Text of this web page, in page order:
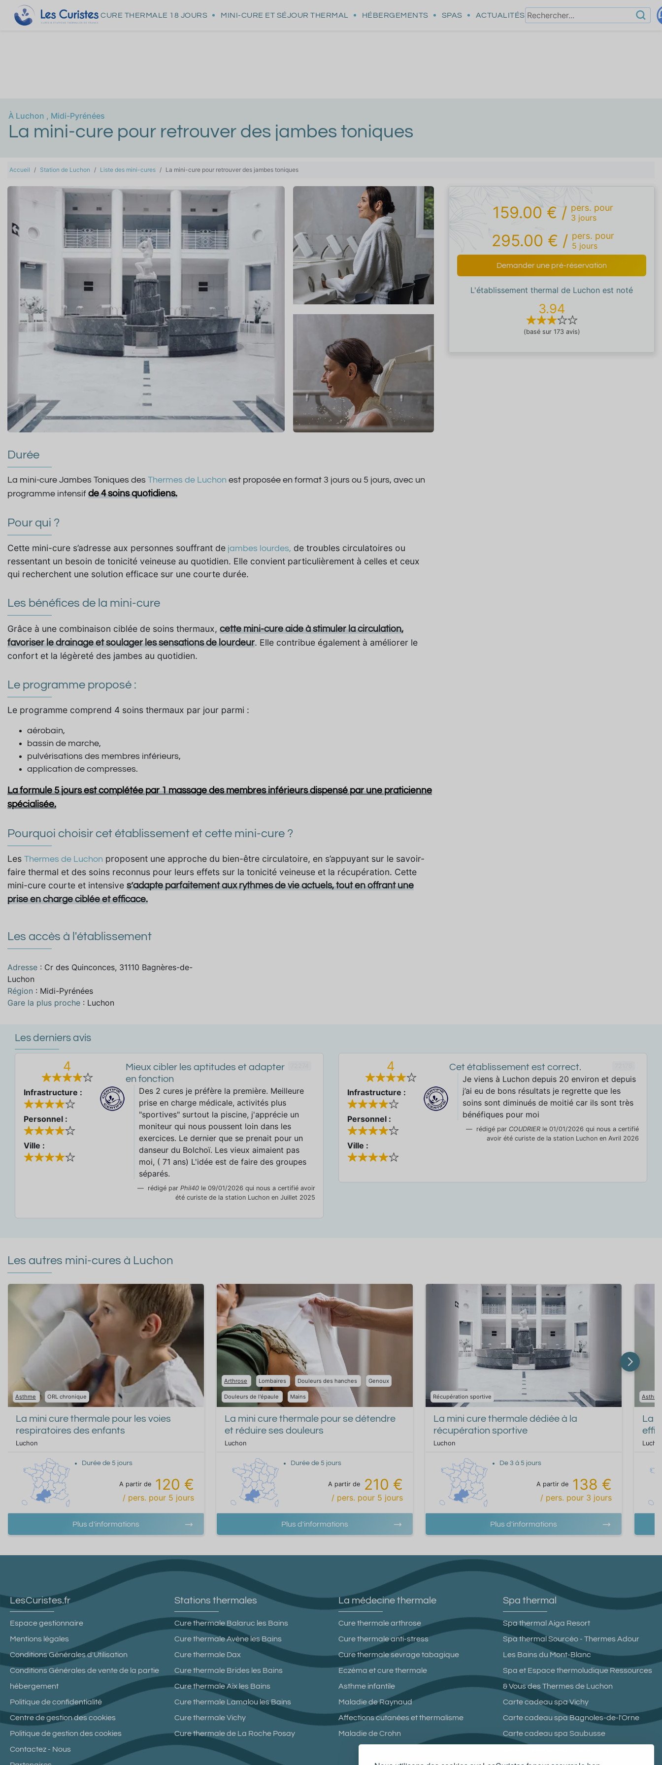
CURE THERMALE 18 JOURS MINI-CURE ET SÉJOUR THERMAL HÉBERGEMENTS SPAS ACTUALITÉS
À Luchon , Midi-Pyrénées
La mini-cure pour retrouver des jambes toniques
Accueil Station de Luchon Liste des mini-cures La mini-cure pour retrouver des jambes toniques
Durée
La mini-cure Jambes Toniques des Thermes de Luchon est proposée en format 3 jours ou 5 jours, avec un
programme intensif de 4 soins quotidiens.
Pour qui ?
Cette mini-cure s’adresse aux personnes souffrant de jambes lourdes, de troubles circulatoires ou
ressentant un besoin de tonicité veineuse au quotidien. Elle convient particulièrement à celles et ceux
qui recherchent une solution efficace sur une courte durée.
Les bénéfices de la mini-cure
Grâce à une combinaison ciblée de soins thermaux, cette mini-cure aide à stimuler la circulation,
favoriser le drainage et soulager les sensations de lourdeur. Elle contribue également à améliorer le
confort et la légèreté des jambes au quotidien.
Le programme proposé :
Le programme comprend 4 soins thermaux par jour parmi :
aérobain,
bassin de marche,
pulvérisations des membres inférieurs,
application de compresses.
La formule 5 jours est complétée par 1 massage des membres inférieurs dispensé par une praticienne
spécialisée.
Pourquoi choisir cet établissement et cette mini-cure ?
Les Thermes de Luchon proposent une approche du bien-être circulatoire, en s’appuyant sur le savoir-
faire thermal et des soins reconnus pour leurs effets sur la tonicité veineuse et la récupération. Cette
mini-cure courte et intensive s’adapte parfaitement aux rythmes de vie actuels, tout en offrant une
prise en charge ciblée et efficace.
Les accès à l'établissement
Adresse : Cr des Quinconces, 31110 Bagnères-de-
Luchon
Région : Midi-Pyrénées
Gare la plus proche : Luchon
159.00 € / pers. pour
3 jours
295.00 € / pers. pour
5 jours
Demander une pré-réservation
L'établissement thermal de Luchon est noté
3.94
(basé sur 173 avis)
Les derniers avis
4
Infrastructure :
Personnel :
Ville :
Mieux cibler les aptitudes et adapter
en fonction
Des 2 cures je préfère la première. Meilleure
prise en charge médicale, activités plus
"sportives" surtout la piscine, j'apprécie un
moniteur qui nous poussent loin dans les
exercices. Le dernier que se prenait pour un
danseur du Bolchoï. Les vieux aimaient pas
moi, ( 71 ans) L'idée est de faire des groupes
séparés.
rédigé par Phil40le 09/01/2026 qui nous a certifié avoir
été curiste de la station Luchon en Juillet 2025
4
Infrastructure :
Personnel :
Ville :
Cet établissement est correct.
Je viens à Luchon depuis 20 environ et depuis
j’ai eu de bons résultats je regrette que les
soins sont diminués de moitié car ils sont très
bénéfiques pour moi
rédigé par COUDRIERle 01/01/2026 qui nous a certifié
avoir été curiste de la station Luchon en Avril 2026
Les autres mini-cures à Luchon
Asthme ORL chronique
La mini cure thermale pour les voies
respiratoires des enfants
Luchon
Durée de 5 jours
A partir de 120 €
/ pers. pour 5 jours
Plus d'informations
Arthrose Lombaires Douleurs des hanches Genoux
Douleurs de l'épaule Mains
La mini cure thermale pour se détendre
et réduire ses douleurs
Luchon
Durée de 5 jours
A partir de 210 €
/ pers. pour 5 jours
Plus d'informations
Récupération sportive
La mini cure thermale dédiée à la
récupération sportive
Luchon
De 3 à 5 jours
A partir de 138 €
/ pers. pour 3 jours
Plus d'informations
Asthme
La
LesCuristes.fr
Espace gestionnaire
Mentions légales
Conditions Générales d'Utilisation
Conditions Générales de vente de la partie
hébergement
Politique de confidentialité
Centre de gestion des cookies
Politique de gestion des cookies
Contactez - Nous
Stations thermales
Cure thermale Balaruc les Bains
Cure thermale Avène les Bains
Cure thermale Dax
Cure thermale Brides les Bains
Cure thermale Aix les Bains
Cure thermale Lamalou les Bains
Cure thermale Vichy
Cure thermale de La Roche Posay
La médecine thermale
Cure thermale arthrose
Cure thermale anti-stress
Cure thermale sevrage tabagique
Eczéma et cure thermale
Asthme infantile
Maladie de Raynaud
Affections cutanées et thermalisme
Maladie de Crohn
Spa thermal
Spa thermal Aiga Resort
Spa thermal Sourcéo - Thermes Adour
Les Bains du Mont-Blanc
Spa et Espace thermoludique Ressources
& Vous des Thermes de Luchon
Carte cadeau spa Vichy
Carte cadeau spa Bagnoles-de-l'Orne
Carte cadeau spa Saubusse